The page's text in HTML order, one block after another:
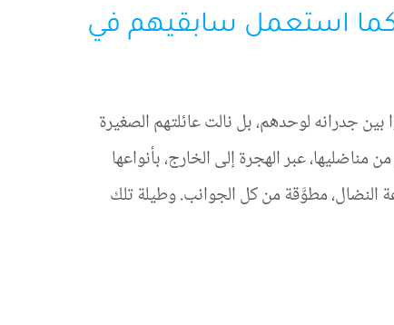
استعمل سابقيهم في
جدرانه لوحدهم، بل نالت عائلتهم الصغيرة
عبر الهجرة إلى الخارج، بأنواعها
النضال، مطوَّقة من كل الجوانب. وطيلة تلك